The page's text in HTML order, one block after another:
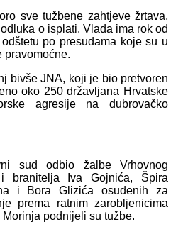
sve tužbene zahtjeve žrtava,
o isplati. Vlada ima rok od
po presudama koje su u
pravomoćne.
bivše JNA, koji je bio pretvoren
oko 250 državljana Hrvatske
agresije na dubrovačko
sud odbio žalbe Vrhovnog
branitelja Iva Gojnića, Špira
i Bora Glizića osuđenih za
prema ratnim zarobljenicima
podnijeli su tužbe.